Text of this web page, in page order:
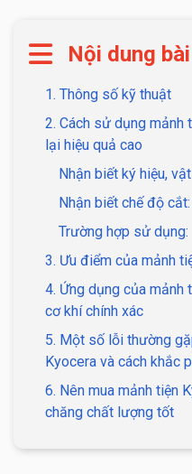
Nội dung
1. Thông số kỹ thuật
2. Cách sử dụng mảnh
lại hiệu quả cao
Nhận biết ký hiệu,
Nhận biết chế độ cắt:
Trường hợp sử dụng:
3. Ưu điểm của mảnh
4. Ứng dụng của mảnh
cơ khí chính xác
5. Một số lỗi thường
Kyocera và cách khắc
6. Nên mua mảnh tiện
chăng chất lượng tốt